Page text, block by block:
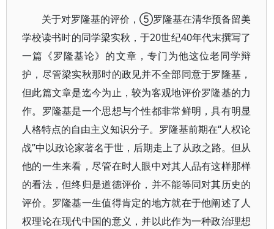
关于对罗隆基的评价，⑤罗隆基在清华预备留美
学校读书时的同学梁实秋，于20世纪40年代末撰写了
一篇《罗隆基论》的文章，专门为他这位老同学辩
护，尽管梁实秋那时的政见并不全部同意于罗隆基，
但此篇文章是迄今为止，较为客观地评价罗隆基的力
作。罗隆基是一个思想与个性都非常鲜明，具有明显
人格特点的自由主义知识分子。罗隆基前期在“人权论
战”中以政论家著名于世，后期走上了从政之路。但从
他的一生来看，尽管在时人眼中对其人品有这样那样
的看法，但终归是道德评价，并不能等同对其历史的
评价。罗隆基一生值得肯定的地方就在于他阐述了人
权理论在现代中国的意义，并以此作为一种政治理想